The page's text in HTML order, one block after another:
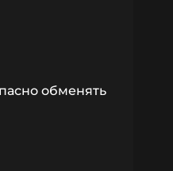
обменять